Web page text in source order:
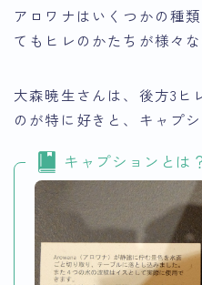
アロワナはいくつかの種
てもヒレのかたちが様々な
大森暁生さんは、後方3ヒ
のが特に好きと、キャプ
キャプションとは？